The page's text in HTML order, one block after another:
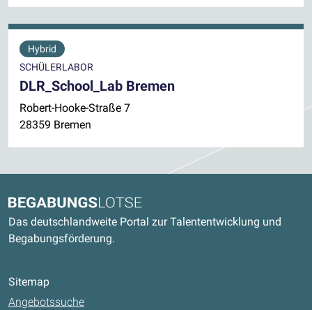
Hybrid
SCHÜLERLABOR
DLR_School_Lab Bremen
Robert-Hooke-Straße 7
28359 Bremen
Begabungslotse
Das deutschlandweite Portal zur Talententwicklung und
Begabungsförderung.
Sitemap
Angebotssuche